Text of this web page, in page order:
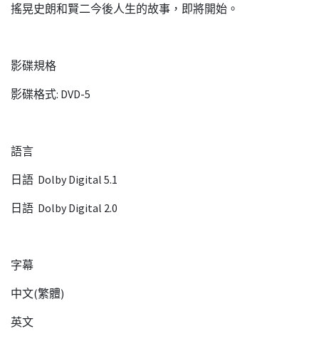
搖晃史朗和賢二今後人生的故事，即將開始。
影碟規格
影碟格式: DVD-5
語言
日語 Dolby Digital 5.1
日語 Dolby Digital 2.0
字幕
中文(繁體)
英文